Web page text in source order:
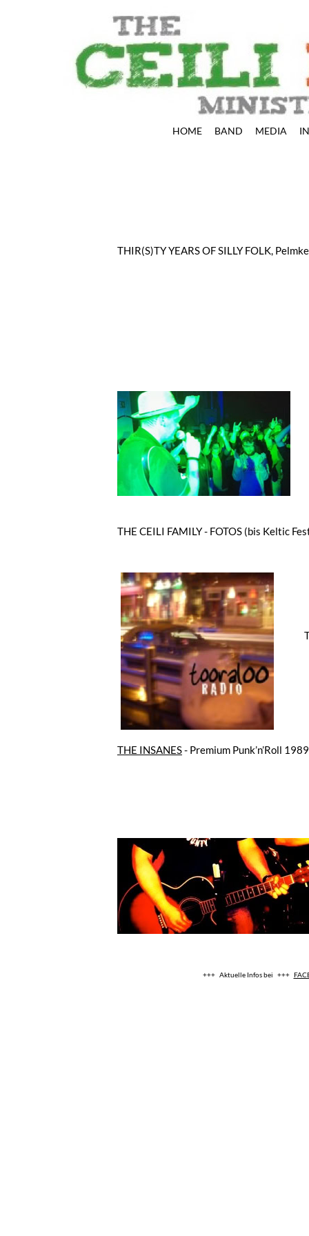
HOME BAND MEDIA
THIR(S)TY YEARS OF SILLY FOLK,
THE CEILI FAMILY - FOTOS (bis Keltic
THE INSANES- Premium Punk’n’Roll
+++ Aktuelle Infos bei +++